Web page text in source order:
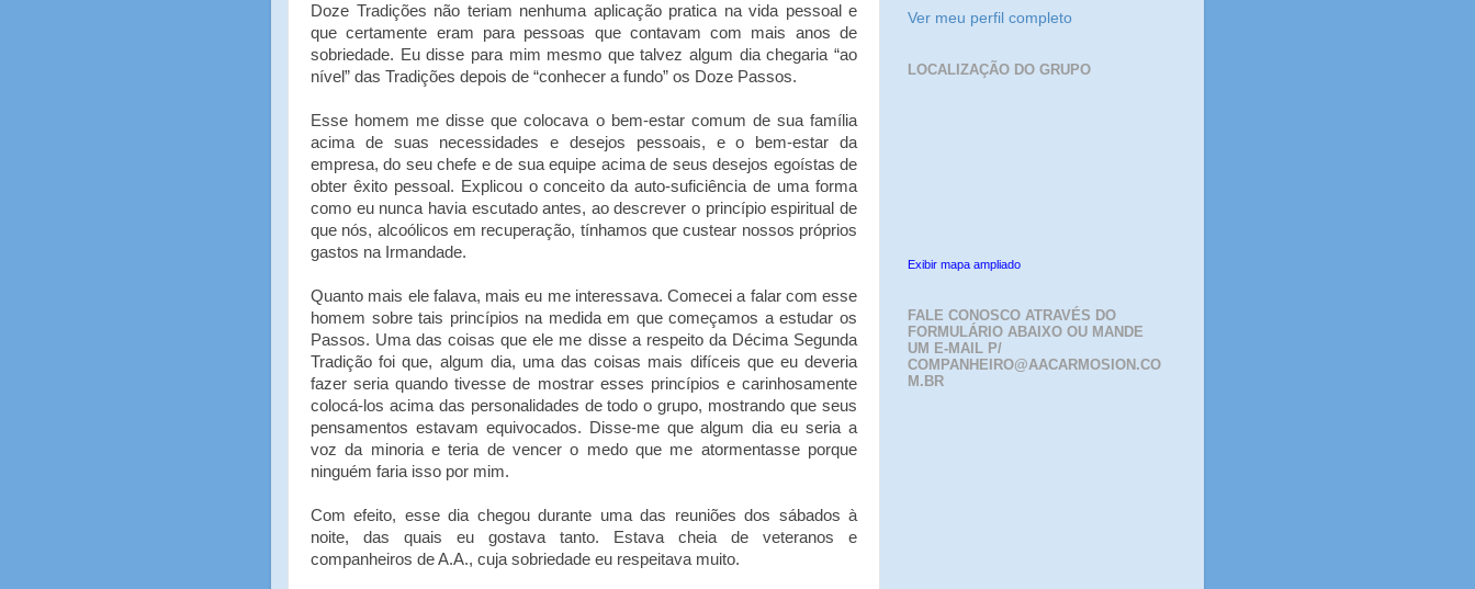
Doze Tradições não teriam nenhuma aplicação pratica na vida pessoal e
que certamente eram para pessoas que contavam com mais anos de
sobriedade. Eu disse para mim mesmo que talvez algum dia chegaria “ao
nível” das Tradições depois de “conhecer a fundo” os Doze Passos.
Esse homem me disse que colocava o bem-estar comum de sua família
acima de suas necessidades e desejos pessoais, e o bem-estar da
empresa, do seu chefe e de sua equipe acima de seus desejos egoístas de
obter êxito pessoal. Explicou o conceito da auto-suficiência de uma forma
como eu nunca havia escutado antes, ao descrever o princípio espiritual de
que nós, alcoólicos em recuperação, tínhamos que custear nossos próprios
gastos na Irmandade.
Quanto mais ele falava, mais eu me interessava. Comecei a falar com esse
homem sobre tais princípios na medida em que começamos a estudar os
Passos. Uma das coisas que ele me disse a respeito da Décima Segunda
Tradição foi que, algum dia, uma das coisas mais difíceis que eu deveria
fazer seria quando tivesse de mostrar esses princípios e carinhosamente
colocá-los acima das personalidades de todo o grupo, mostrando que seus
pensamentos estavam equivocados. Disse-me que algum dia eu seria a
voz da minoria e teria de vencer o medo que me atormentasse porque
ninguém faria isso por mim.
Com efeito, esse dia chegou durante uma das reuniões dos sábados à
noite, das quais eu gostava tanto. Estava cheia de veteranos e
companheiros de A.A., cuja sobriedade eu respeitava muito.
Ver meu perfil completo
LOCALIZAÇÃO DO GRUPO
Exibir mapa ampliado
FALE CONOSCO ATRAVÉS DO
FORMULÁRIO ABAIXO OU MANDE
UM E-MAIL P/
COMPANHEIRO@AACARMOSION.CO
M.BR